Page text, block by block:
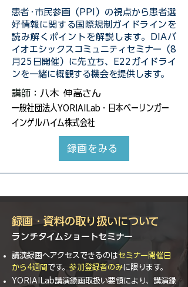
患者･市民参画（PPI）の視点から患者選
好情報に関する国際規制ガイドラインを
読み解くポイントを解説します。DIAバ
イオエシックスコミュニティセミナー（8
月25日開催）に先立ち、E22ガイドライ
ンを一緒に概観する機会を提供します。
講師： 八木 伸高さん
一般社団法人YORIAILab・日本ベーリンガー
インゲルハイム株式会社
録画をみる
録画・資料の取り扱いについて
​ランチタイムショートセミナー
講演録画へアクセスできるのはセミナー開催日
から4週間 です。 参加登録者のみに限ります。
YORIAILab講演録画取扱い要領により、講演録